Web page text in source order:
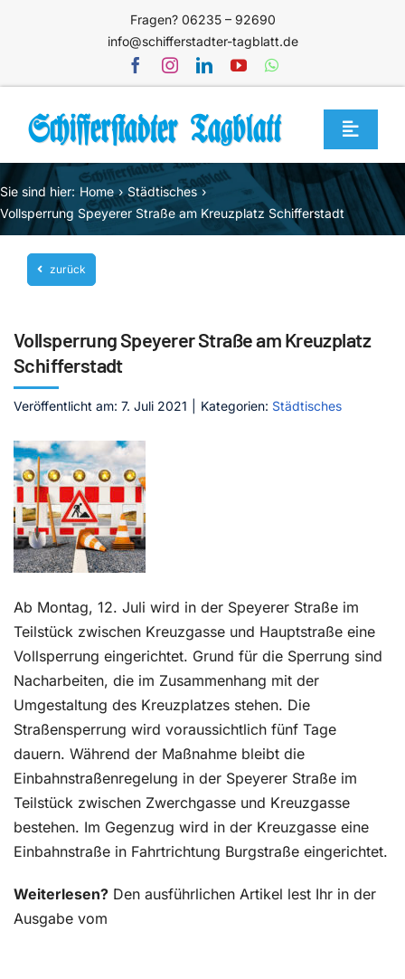
Fragen? 06235 – 92690
info@schifferstadter-tagblatt.de
Toggle
Home
Themen
Blog
Unternehmen
Mediathek
Jetzt abonnieren
Sie sind hier: Home
Städtisches
Vollsperrung Speyerer Straße am Kreuzplatz Schifferstadt
zurück
Vollsperrung Speyerer Straße am Kreuzplatz
Schifferstadt
Veröffentlicht am: 7. Juli 2021 Kategorien: Städtisches
Ab Montag, 12. Juli wird in der Speyerer Straße im
Teilstück zwischen Kreuzgasse und Hauptstraße eine
Vollsperrung eingerichtet. Grund für die Sperrung sind
Nacharbeiten, die im Zusammenhang mit der
Umgestaltung des Kreuzplatzes stehen. Die
Straßensperrung wird voraussichtlich fünf Tage
dauern. Während der Maßnahme bleibt die
Einbahnstraßenregelung in der Speyerer Straße im
Teilstück zwischen Zwerchgasse und Kreuzgasse
bestehen. Im Gegenzug wird in der Kreuzgasse eine
Einbahnstraße in Fahrtrichtung Burgstraße eingerichtet.
Weiterlesen? Den ausführlichen Artikel lest Ihr in der
Ausgabe vom